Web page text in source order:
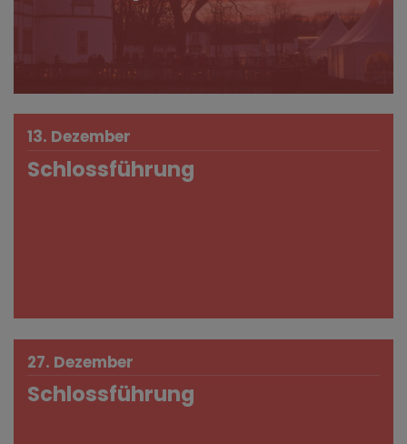
13. Dezember
Schlossführung
27. Dezember
Schlossführung